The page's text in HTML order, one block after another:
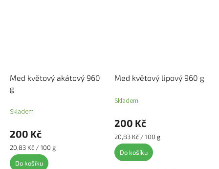
Med květový akátový 960
g
Skladem
200 Kč
Měrná
cena:
20,83 Kč / 100 g
Do košíku
Med květový lipový 960 g
Skladem
200 Kč
Měrná
cena:
20,83 Kč / 100 g
Do košíku